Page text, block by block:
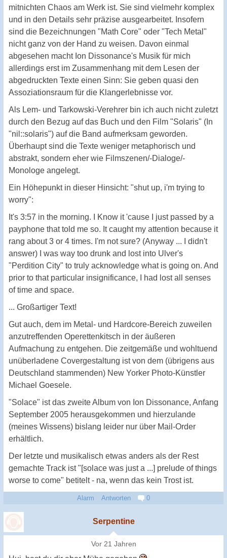
mitnichten Chaos am Werk ist. Sie sind vielmehr komplex
und in den Details sehr präzise ausgearbeitet. Insofern
sind die Bezeichnungen "Math Core" oder "Tech Metal"
nicht ganz von der Hand zu weisen. Davon einmal
abgesehen macht Ion Dissonance's Musik für mich
allerdings erst im Zusammenhang mit dem Lesen der
abgedruckten Texte einen Sinn: Sie geben quasi den
Assoziationsraum für die Klangerlebnisse vor.
Als Lem- und Tarkowski-Verehrer bin ich auch nicht zuletzt
durch den Bezug auf das Buch und den Film "Solaris" (In
"nil::solaris") auf die Band aufmerksam geworden.
Überhaupt sind die Texte weniger metaphorisch und
abstrakt, sondern eher wie Filmszenen/-Dialoge/-
Monologe angelegt.
Ein Höhepunkt in dieser Hinsicht: "shut up, i'm trying to
worry":
It's 3:57 in the morning. I Know it 'cause I just passed by a
payphone that told me so. It caught my attention because it
rang about 3 or 4 times. I'm not sure? (Anyway ... I didn't
answer) I was way too drunk and lost into Ulver's
"Perdition City" to truly acknowledge what is going on. And
prior to that particular insignificance, I had lost all senses
of time and space.
... Großartiger Text!
Gut auch, dem im Metal- und Hardcore-Bereich zuweilen
anzutreffenden Operettenkitsch in der äußeren
Aufmachung zu entgehen. Die zeitgemäße und wohltuend
unüberladene Covergestaltung ist von dem (übrigens aus
Deutschland stammenden) New Yorker Photo-Künstler
Michael Goesele.
"Solace" ist das zweite Album von Ion Dissonance, Anfang
September 2005 herausgekommen und hierzulande
(meines Wissens) bislang leider nur über Mail-Order
erhältlich.
Der letzte und musikalisch etwas anders als der Rest
gemachte Track ist "[solace was just a ...] prelude of things
worse to come" betitelt - na, wenn das kein Trost ist.
Alarm Antworten 0
Serpentine
Vor 21 Jahren